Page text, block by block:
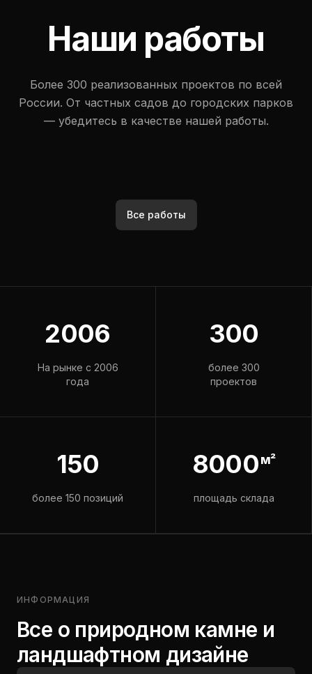
Наши работы
Более 300 реализованных проектов по всей
России. От частных садов до городских парков
— убедитесь в качестве нашей работы.
Все работы
2006
На рынке с 2006
года
300
более 300
проектов
150
более 150 позиций
8000м²
площадь склада
ИНФОРМАЦИЯ
Все о природном камне и
ландшафтном дизайне